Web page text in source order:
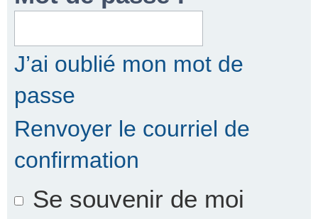
J’ai oublié mon mot de
passe
Renvoyer le courriel de
confirmation
Se souvenir de moi